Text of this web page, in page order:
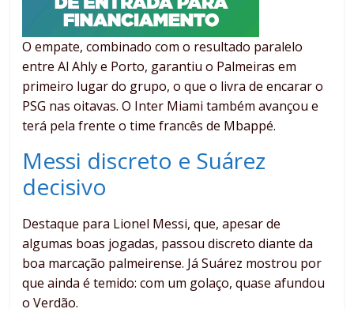
O empate, combinado com o resultado paralelo
entre Al Ahly e Porto, garantiu o Palmeiras em
primeiro lugar do grupo, o que o livra de encarar o
PSG nas oitavas. O Inter Miami também avançou e
terá pela frente o time francês de Mbappé.
Messi discreto e Suárez
decisivo
Destaque para Lionel Messi, que, apesar de
algumas boas jogadas, passou discreto diante da
boa marcação palmeirense. Já Suárez mostrou por
que ainda é temido: com um golaço, quase afundou
o Verdão.